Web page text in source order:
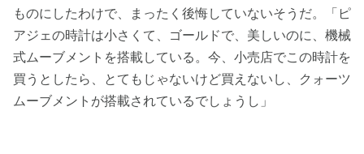
ものにしたわけで、まったく後悔していないそうだ。「ピ
アジェの時計は小さくて、ゴールドで、美しいのに、機械
式ムーブメントを搭載している。今、小売店でこの時計を
買うとしたら、とてもじゃないけど買えないし、クォーツ
ムーブメントが搭載されているでしょうし」